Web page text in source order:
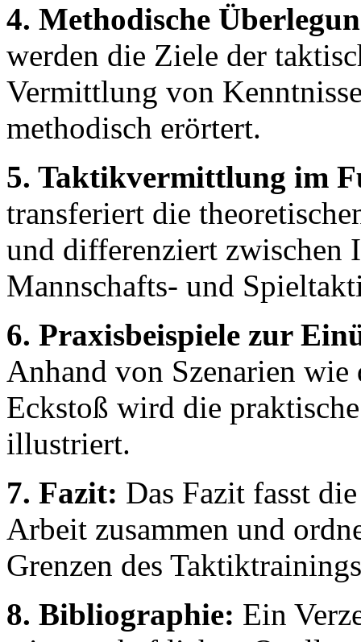
4. Methodische
werden die Ziele der
Vermittlung von
methodisch erörtert.
5. Taktikvermittlung im
transferiert die
und differenziert zwischen
Mannschafts- und
6. Praxisbeispiele zur
Anhand von Szenarien
Eckstoß wird die
illustriert.
7. Fazit: Das Fazit fasst
Arbeit zusammen und
Grenzen des
8. Bibliographie: Ein